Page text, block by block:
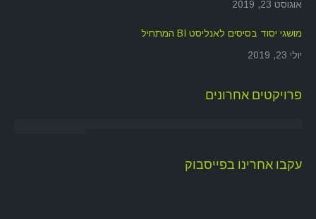
אוגוסט 23, 2019
מושגי יסוד בסיסים לאנליסט BI המתחיל
יולי 23, 2019
פרויקטים אחרונים
עקבו אחרינו בפייסבוק